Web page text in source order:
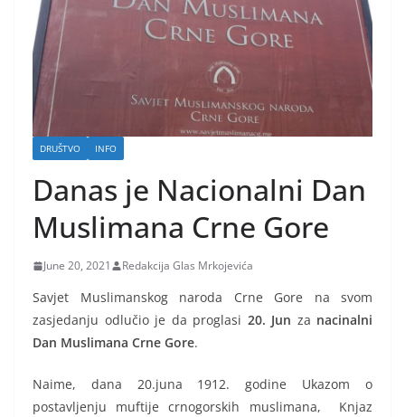
DRUŠTVO INFO
Danas je Nacionalni Dan
Muslimana Crne Gore
June 20, 2021 Redakcija Glas Mrkojevića
Savjet Muslimanskog naroda Crne Gore na svom
zasjedanju odlučio je da proglasi 20. Jun za nacinalni
Dan Muslimana Crne Gore.
Naime, dana 20.juna 1912. godine Ukazom o
postavljenju muftije crnogorskih muslimana, Knjaz